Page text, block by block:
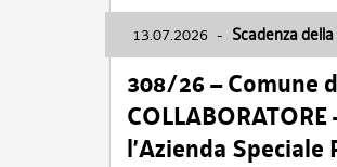
13.07.2026 - Scadenza
308/26 – Comune
l’Azienda